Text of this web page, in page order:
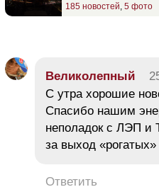
185 новостей 5 фото
Великолепный
С утра хорошие
Спасибо нашим
неполадок с ЛЭП и
за выход
Ответить